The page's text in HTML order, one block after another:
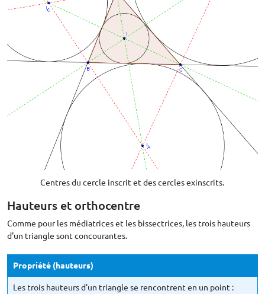
Centres du cercle inscrit et des cercles exinscrits.
Hauteurs et orthocentre
Comme pour les médiatrices et les bissectrices, les trois hauteurs
d'un triangle sont concourantes.
Propriété (hauteurs)
Les trois hauteurs d'un triangle se rencontrent en un point :